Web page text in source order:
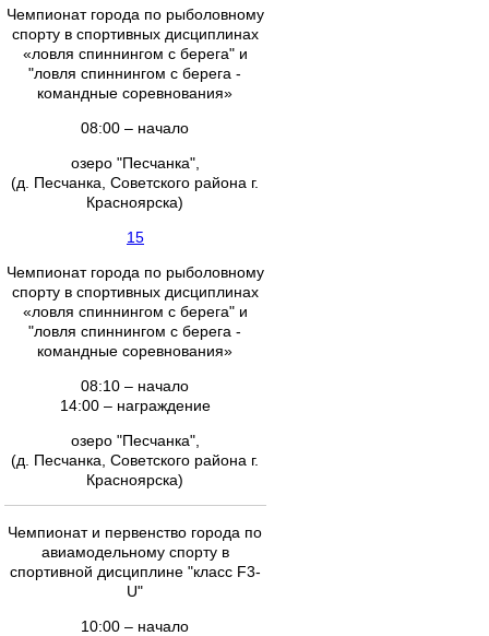
Чемпионат города по рыболовному
спорту в спортивных дисциплинах
«ловля спиннингом с берега" и
"ловля спиннингом с берега -
командные соревнования»
08:00 – начало
озеро "Песчанка",
(д. Песчанка, Советского района г.
Красноярска)
15
Чемпионат города по рыболовному
спорту в спортивных дисциплинах
«ловля спиннингом с берега" и
"ловля спиннингом с берега -
командные соревнования»
08:10 – начало
14:00 – награждение
озеро "Песчанка",
(д. Песчанка, Советского района г.
Красноярска)
Чемпионат и первенство города по
авиамодельному спорту в
спортивной дисциплине "класс F3-
U"
10:00 – начало